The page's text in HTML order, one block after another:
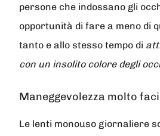
persone che indossano gli
opportunità di fare a meno di
tanto e allo stesso tempo di
con un insolito colore degli
Maneggevolezza molto
Le lenti monouso giornaliere